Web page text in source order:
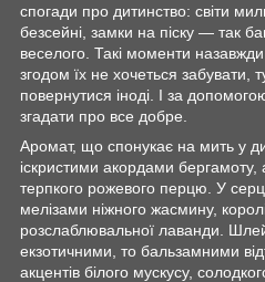
спогади про дитинство: світи
безсейні, замки на піску — так
веселого. Такі моменти
згодом їх не хочеться забувати,
повернутися іноді. І за
згадати про все добре.
Аромат, що спонукає на мить у
іскристими акордами бергамоту,
терпкого рожевого перцю. У
мелізами ніжного жасмину,
розслаблювальної лаванди.
екзотичними, то бальзамними
акцентів білого мускусу,